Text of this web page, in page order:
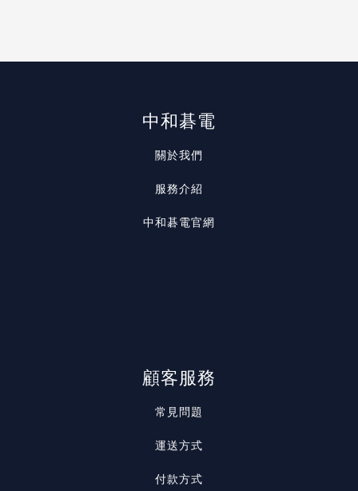
中和碁電
關於我們
服務介紹
中和碁電官網
顧客服務
常見問題
運送方式
付款方式